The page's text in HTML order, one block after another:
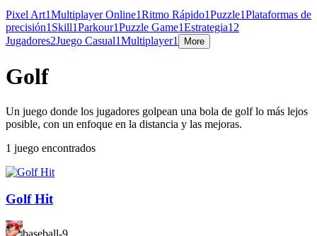
Pixel Art1Multiplayer Online1Ritmo Rápido1Puzzle1Plataformas de
precisión1 Skill1Parkour1Puzzle Game1Estrategia1 2
Jugadores2Juego Casual1Multiplayer1 More
Golf
Un juego donde los jugadores golpean una bola de golf lo más lejos
posible, con un enfoque en la distancia y las mejoras.
1 juego encontrados
Golf Hit